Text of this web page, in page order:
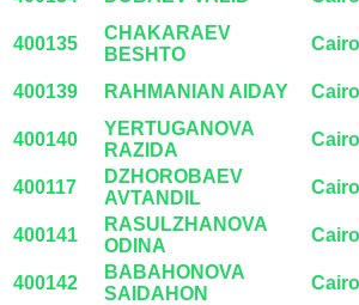
400135
CHAKARAEV
BESHTO
Cairo
400139 RAHMANIAN AIDAY Cairo
400140
YERTUGANOVA
RAZIDA
Cairo
400117
DZHOROBAEV
AVTANDIL
Cairo
400141
RASULZHANOVA
ODINA
Cairo
400142
BABAHONOVA
SAIDAHON
Cairo